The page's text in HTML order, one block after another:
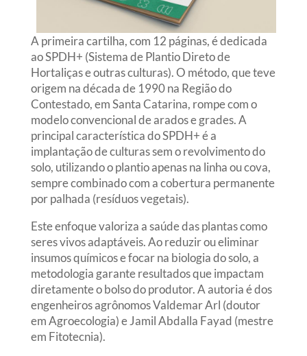
A primeira cartilha, com 12 páginas, é dedicada
ao SPDH+ (Sistema de Plantio Direto de
Hortaliças e outras culturas). O método, que teve
origem na década de 1990 na Região do
Contestado, em Santa Catarina, rompe com o
modelo convencional de arados e grades. A
principal característica do SPDH+ é a
implantação de culturas sem o revolvimento do
solo, utilizando o plantio apenas na linha ou cova,
sempre combinado com a cobertura permanente
por palhada (resíduos vegetais).
Este enfoque valoriza a saúde das plantas como
seres vivos adaptáveis. Ao reduzir ou eliminar
insumos químicos e focar na biologia do solo, a
metodologia garante resultados que impactam
diretamente o bolso do produtor. A autoria é dos
engenheiros agrônomos Valdemar Arl (doutor
em Agroecologia) e Jamil Abdalla Fayad (mestre
em Fitotecnia).